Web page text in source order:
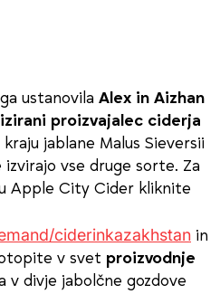
ustanovila Alex in Aizhan
proizvajalec ciderja
jablane Malus Sieversii
vse druge sorte. Za
Apple City Cider kliknite
ciderinkazakhstan in
v svet proizvodnje
v divje jabolčne gozdove